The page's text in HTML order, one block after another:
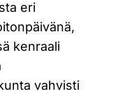
eri
kenraali
vahvisti